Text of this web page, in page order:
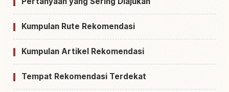
Kumpulan Rute Rekomendasi
Kumpulan Artikel Rekomendasi
Tempat Rekomendasi Terdekat